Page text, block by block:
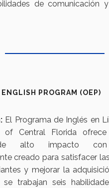
de comunicación
PROGRAM (OEP)
El Programa de Inglés en
of Central Florida
alto impacto con
creado para satisfacer
y mejorar la
se trabajan seis